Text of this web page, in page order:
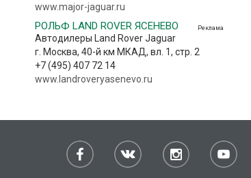
www.major-jaguar.ru
Реклама
РОЛЬФ LAND ROVER ЯСЕНЕВО
Автодилеры Land Rover Jaguar
г. Москва, 40-й км МКАД, вл. 1, стр. 2
+7 (495) 407 72 14
www.landroveryasenevo.ru